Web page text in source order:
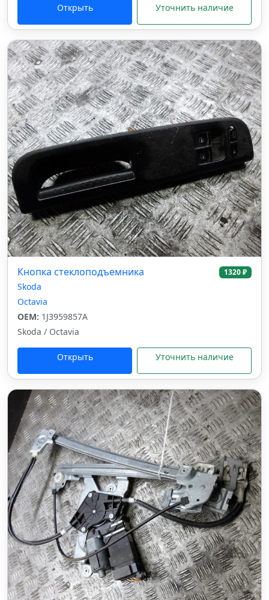
Открыть Уточнить наличие
Кнопка стеклоподъемника 1320 ₽
Skoda
Octavia
OEM: 1J3959857A
Skoda / Octavia
Открыть Уточнить наличие